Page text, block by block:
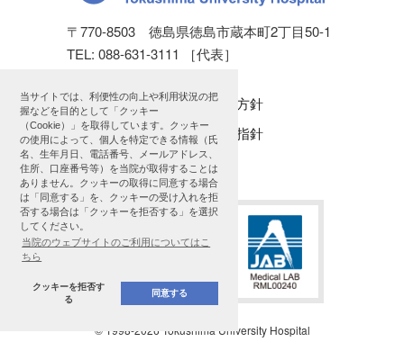
当サイトでは、利便性の向上や利用状況の把
握などを目的として「クッキー
（Cookie）」を取得しています。クッキー
の使用によって、個人を特定できる情報（氏
名、生年月日、電話番号、メールアドレス、
住所、口座番号等）を当院が取得することは
ありません。クッキーの取得に同意する場合
は「同意する」を、クッキーの受け入れを拒
否する場合は「クッキーを拒否する」を選択
してください。
当院のウェブサイトのご利用についてはこ
ちら
クッキーを拒否す
る
同意する
〒770-8503 徳島県徳島市蔵本町2丁目50-1
TEL: 088-631-3111 ［代表］
個人情報保護方針
公表に関する指針
サイトマップ
© 1998-2026 Tokushima University Hospital